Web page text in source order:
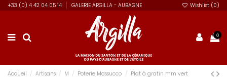
+33 (0) 4 42 04 05 14 GALERIE ARGILLA - AUBAGNE Wishlist (0)
0
Accueil Artisans M Poterie Massucco Plat à gratin mm vert